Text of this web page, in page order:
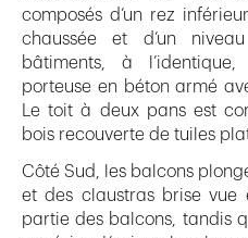
composés d’un rez
chaussée et d’un
bâtiments, à
porteuse en béton armé
Le toit à deux pans est
bois recouverte de tuiles
Côté Sud, les balcons
et des claustras brise vue
partie des balcons, tandis